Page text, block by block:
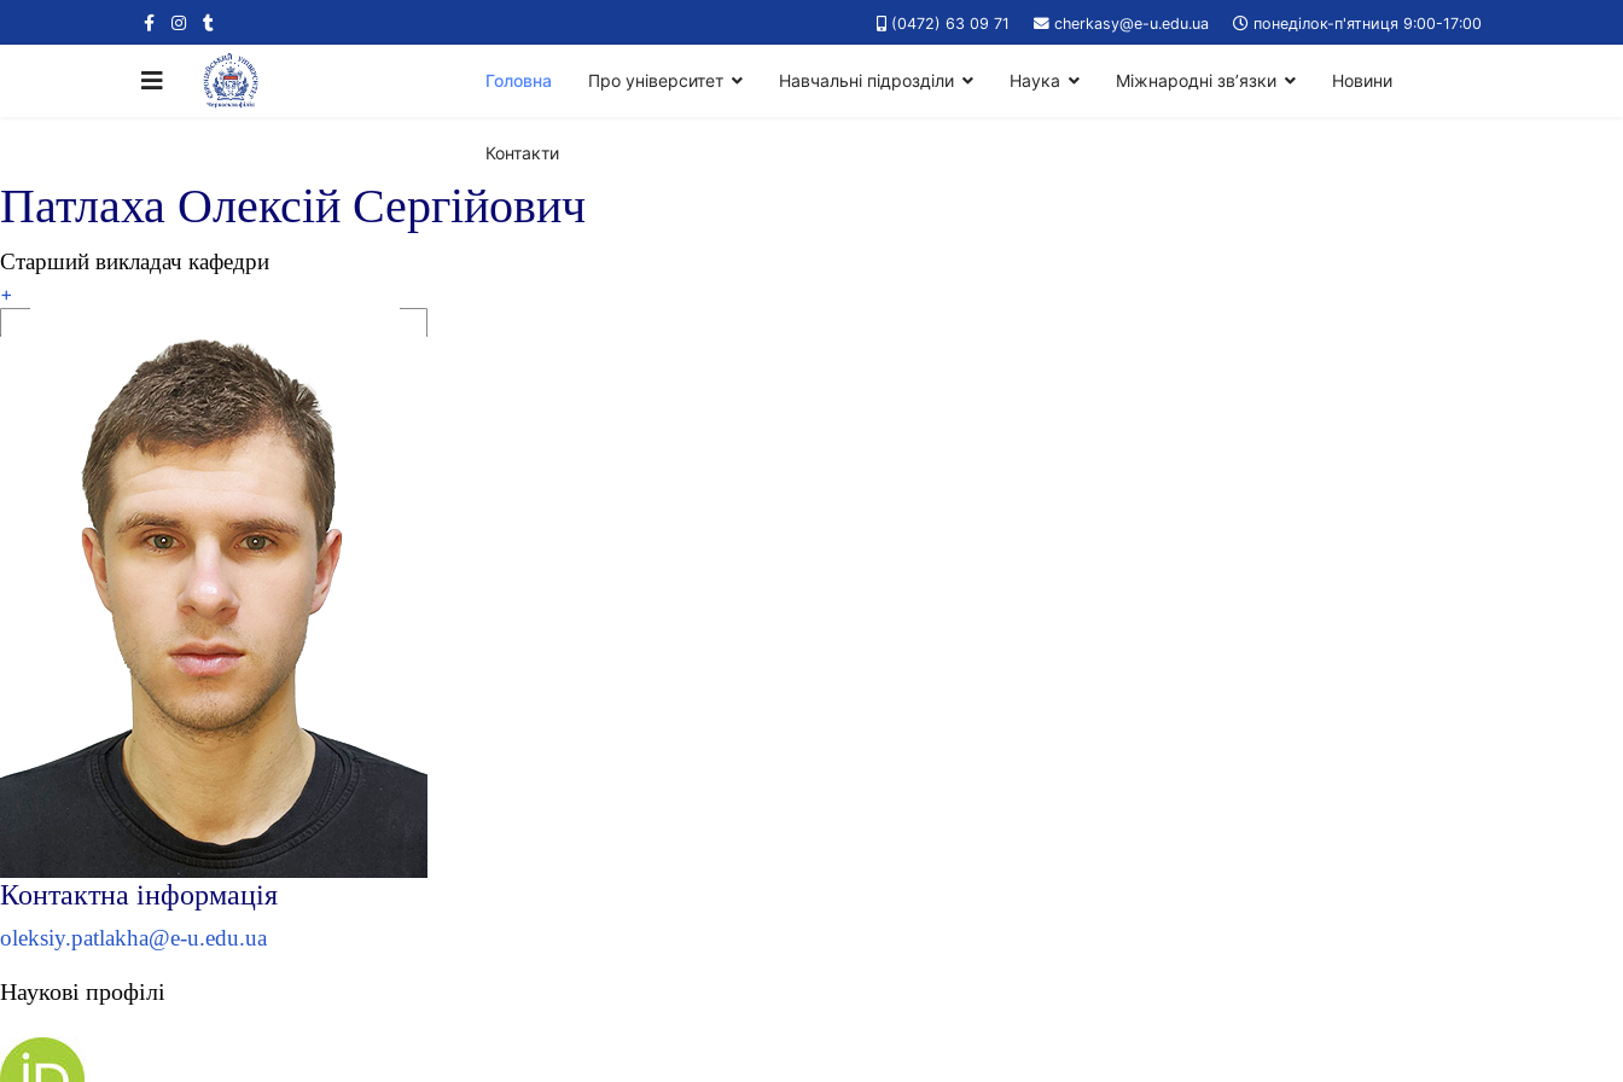
(0472) 63 09 71 cherkasy@e-u.edu.ua понеділок-п'ятниця 9:00-17:00
Головна Про університет Навчальні підрозділи Наука Міжнародні зв’язки Новини
Контакти
Патлаха Олексій Сергійович
Старший викладач кафедри
+
Контактна інформація
oleksiy.patlakha@e-u.edu.ua
Наукові профілі